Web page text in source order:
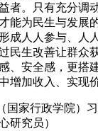
者。只有充分调
能为民生与发展
成人人参与、人
民生改善让群众
、安全感，更搭
增加收入、实现价
国家行政学院）
研究员）